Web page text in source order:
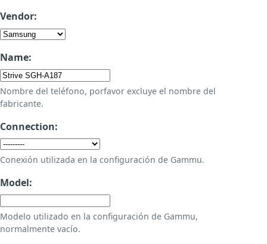
Vendor:
Name:
Nombre del teléfono, porfavor excluye el nombre del
fabricante.
Connection:
Conexión utilizada en la configuración de Gammu.
Model:
Modelo utilizado en la configuración de Gammu,
normalmente vacío.